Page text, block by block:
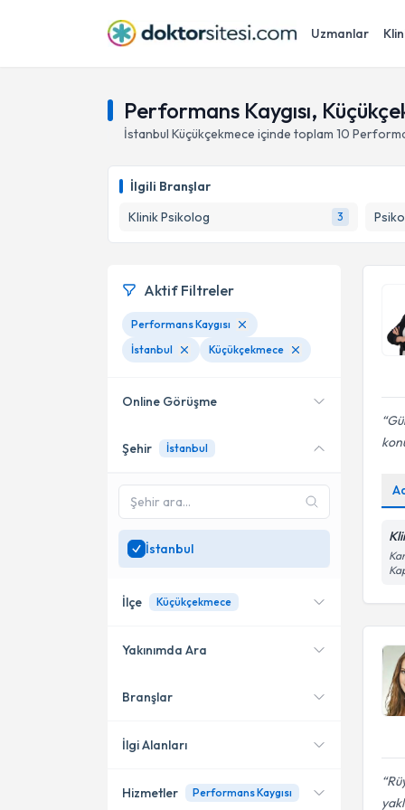
Uzmanlar
Performans Kaygısı,
İstanbul Küçükçekmece içinde toplam 10
İlgili Branşlar
Klinik Psikolog
3
Aktif Filtreler
Performans Kaygısı
İstanbul
Küçükçekmece
Online Görüşme
Online danışmanlık sunan
Sadeceİstanbul
uzman ara
Şehir İstanbul
İstanbul
İlçe Küçükçekmece
Kadıköy
Bakırköy
Yakınımda Ara
Konumuma yakın uzmanları
Branşlar
Klinik Psikolog
İlgi Alanları
Hizmetler Performans Kaygısı